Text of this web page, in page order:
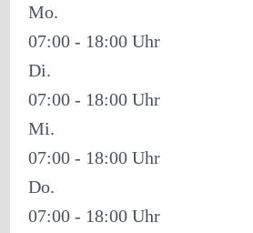
Mo.
07:00 - 18:00
Di.
07:00 - 18:00
Mi.
07:00 - 18:00
Do.
07:00 - 18:00